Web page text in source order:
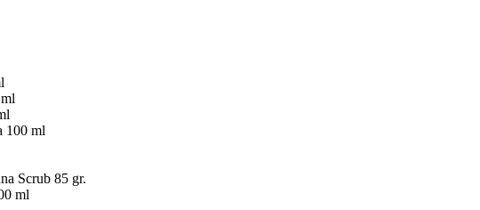
100 ml
Scrub 85 gr.
ml